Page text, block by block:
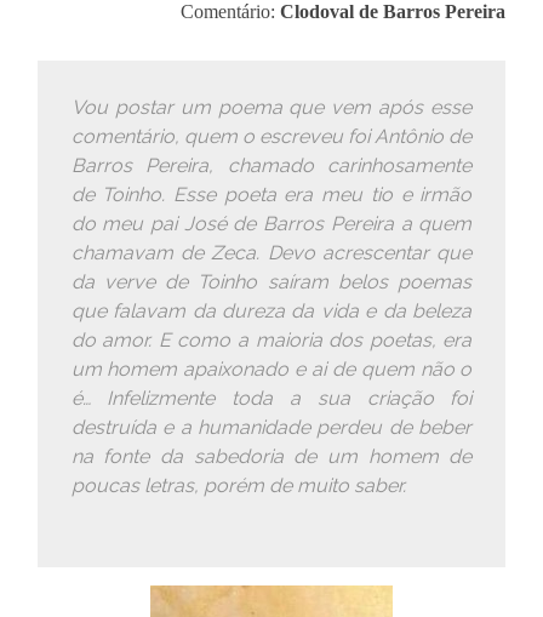
Comentário: Clodoval de Barros Pereira
Vou postar um poema que vem após esse
comentário, quem o escreveu foi Antônio de
Barros Pereira, chamado carinhosamente
de Toinho. Esse poeta era meu tio e irmão
do meu pai José de Barros Pereira a quem
chamavam de Zeca. Devo acrescentar que
da verve de Toinho saíram belos poemas
que falavam da dureza da vida e da beleza
do amor. E como a maioria dos poetas, era
um homem apaixonado e ai de quem não o
é… Infelizmente toda a sua criação foi
destruída e a humanidade perdeu de beber
na fonte da sabedoria de um homem de
poucas letras, porém de muito saber.